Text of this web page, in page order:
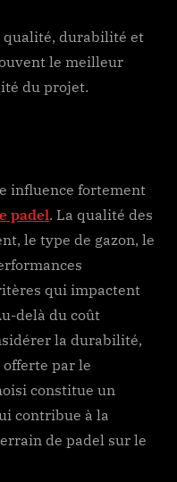
durabilité et
le meilleur
du projet.
influence fortement
padel. La qualité des
le type de gazon, le
qui impactent
delà du coût
la durabilité,
par le
constitue un
contribue à la
de padel sur le